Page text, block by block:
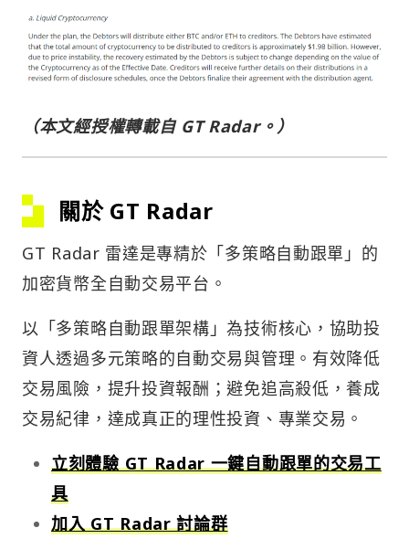
（本文經授權轉載自 GT Radar。）
關於 GT Radar
GT Radar 雷達是專精於「多策略自動跟單」的
加密貨幣全自動交易平台。
以「多策略自動跟單架構」為技術核心，協助投
資人透過多元策略的自動交易與管理。有效降低
交易風險，提升投資報酬；避免追高殺低，養成
交易紀律，達成真正的理性投資、專業交易。
立刻體驗 GT Radar 一鍵自動跟單的交易工
具
加入 GT Radar 討論群